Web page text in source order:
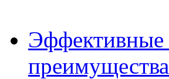
Эффективные